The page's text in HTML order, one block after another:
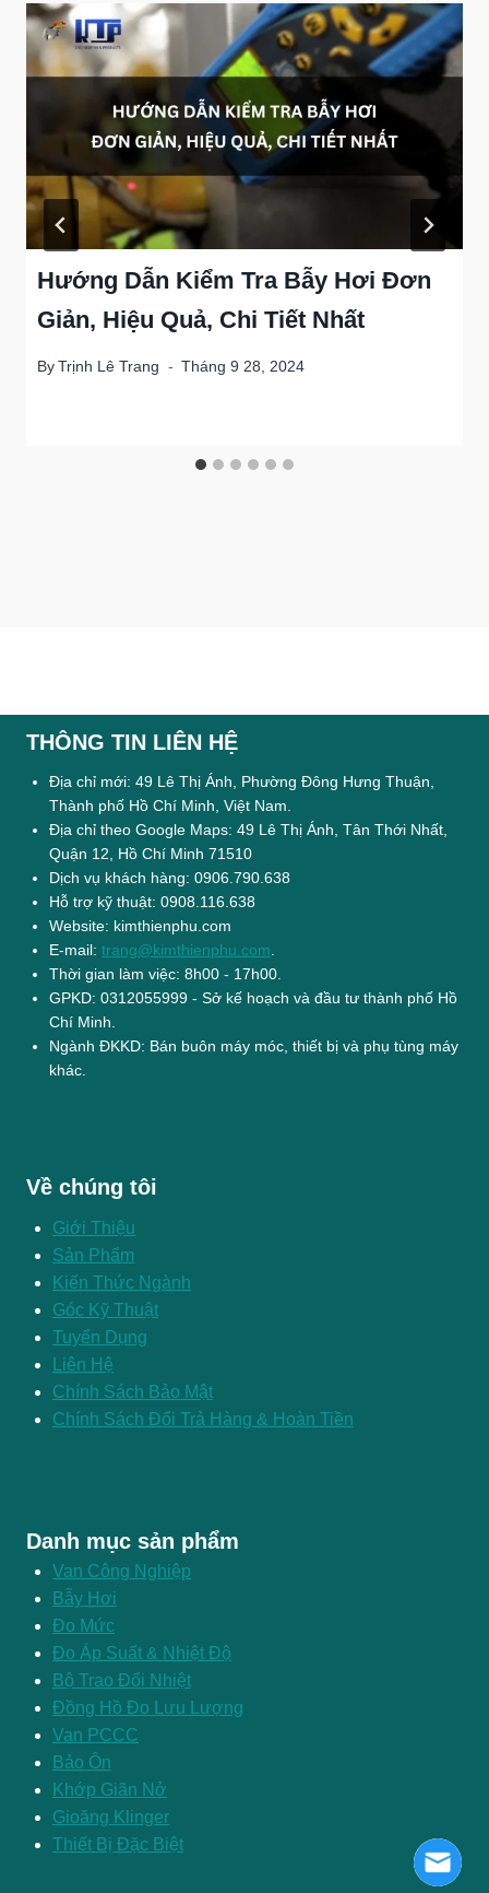
Hướng Dẫn Kiểm Tra Bẫy Hơi Đơn
Giản, Hiệu Quả, Chi Tiết Nhất
ByTrịnh Lê Trang Tháng 9 28, 2024
THÔNG TIN LIÊN HỆ
Địa chỉ mới: 49 Lê Thị Ánh, Phường Đông Hưng Thuận,
Thành phố Hồ Chí Minh, Việt Nam.
Địa chỉ theo Google Maps: 49 Lê Thị Ánh, Tân Thới Nhất,
Quận 12, Hồ Chí Minh 71510
Dịch vụ khách hàng: 0906.790.638
Hỗ trợ kỹ thuật: 0908.116.638
Website: kimthienphu.com
E-mail: trang@kimthienphu.com.
Thời gian làm việc: 8h00 - 17h00.
GPKD: 0312055999 - Sở kế hoạch và đầu tư thành phố Hồ
Chí Minh.
Ngành ĐKKD: Bán buôn máy móc, thiết bị và phụ tùng máy
khác.
Về chúng tôi
Giới Thiệu
Sản Phẩm
Kiến Thức Ngành
Góc Kỹ Thuật
Tuyển Dụng
Liên Hệ
Chính Sách Bảo Mật
Chính Sách Đổi Trả Hàng & Hoàn Tiền
Danh mục sản phẩm
Van Công Nghiệp
Bẫy Hơi
Đo Mức
Đo Áp Suất & Nhiệt Độ
Bộ Trao Đổi Nhiệt
Đồng Hồ Đo Lưu Lượng
Van PCCC
Bảo Ôn
Khớp Giãn Nở
Gioăng Klinger
Thiết Bị Đặc Biệt